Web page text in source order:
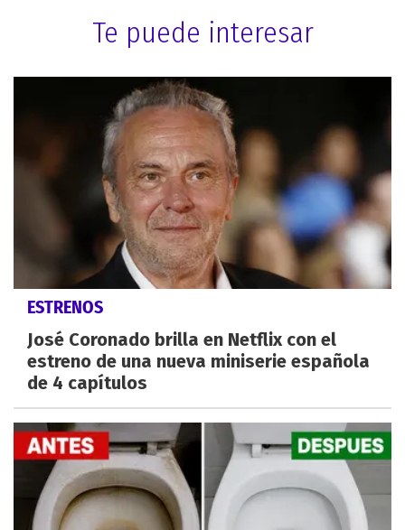
Te puede interesar
ESTRENOS
José Coronado brilla en Netflix con el
estreno de una nueva miniserie española
de 4 capítulos